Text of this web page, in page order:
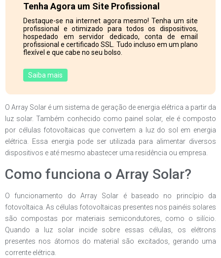
Tenha Agora um Site Profissional
Destaque-se na internet agora mesmo! Tenha um site
profissional e otimizado para todos os dispositivos,
hospedado em servidor dedicado, conta de email
profissional e certificado SSL. Tudo incluso em um plano
flexível e que cabe no seu bolso.
Saiba mais
O Array Solar é um sistema de geração de energia elétrica a partir da
luz solar. Também conhecido como painel solar, ele é composto
por células fotovoltaicas que convertem a luz do sol em energia
elétrica. Essa energia pode ser utilizada para alimentar diversos
dispositivos e até mesmo abastecer uma residência ou empresa.
Como funciona o Array Solar?
O funcionamento do Array Solar é baseado no princípio da
fotovoltaica. As células fotovoltaicas presentes nos painéis solares
são compostas por materiais semicondutores, como o silício.
Quando a luz solar incide sobre essas células, os elétrons
presentes nos átomos do material são excitados, gerando uma
corrente elétrica.